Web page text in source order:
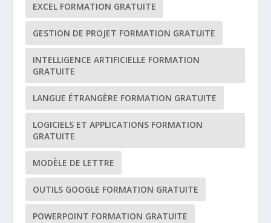
EXCEL FORMATION GRATUITE
GESTION DE PROJET FORMATION GRATUITE
INTELLIGENCE ARTIFICIELLE FORMATION
GRATUITE
LANGUE ÉTRANGÈRE FORMATION GRATUITE
LOGICIELS ET APPLICATIONS FORMATION
GRATUITE
MODÈLE DE LETTRE
OUTILS GOOGLE FORMATION GRATUITE
POWERPOINT FORMATION GRATUITE